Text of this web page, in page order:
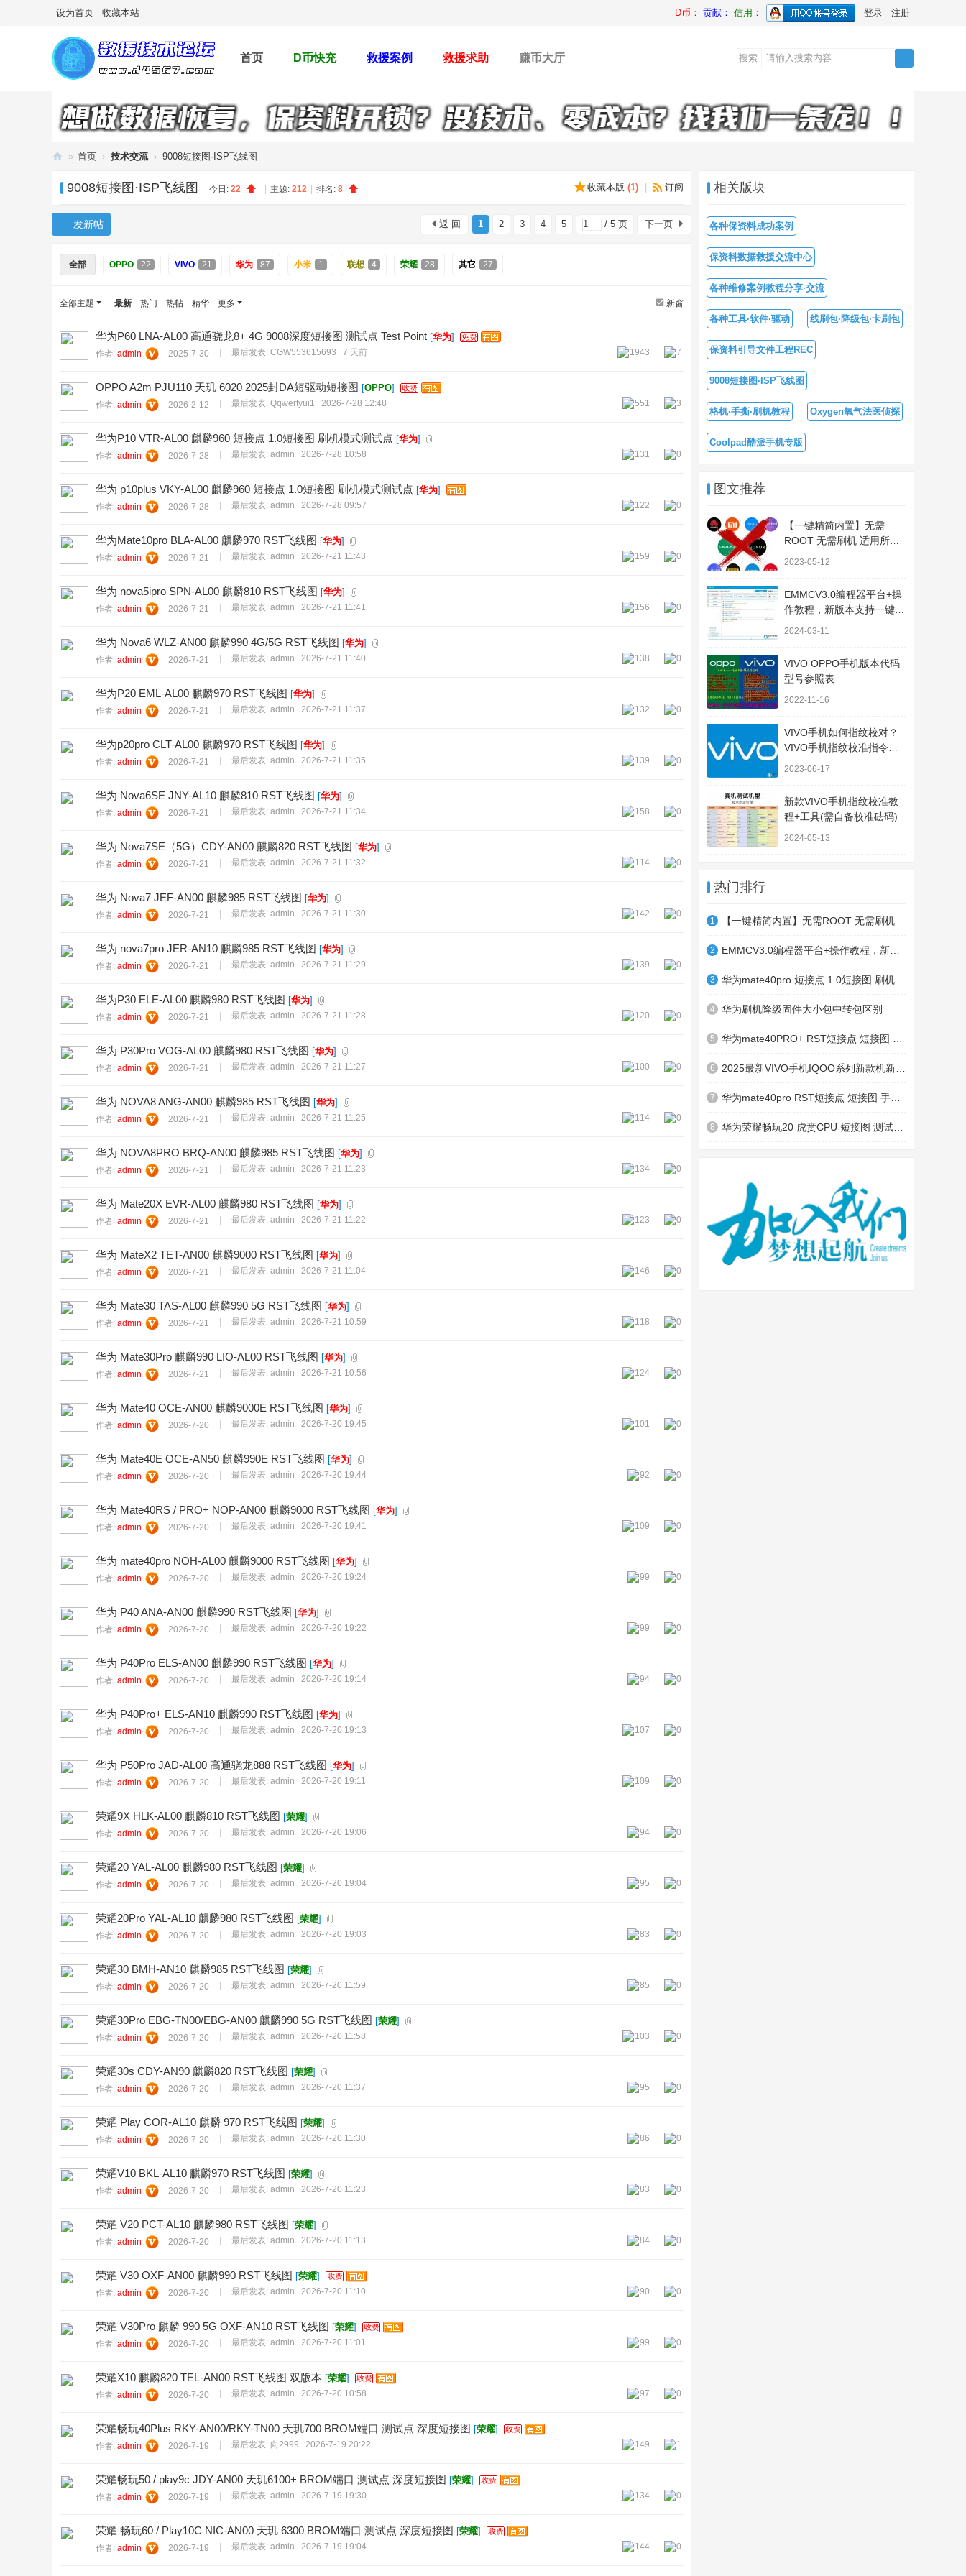
设为首页 收藏本站 D币： 贡献： 信用： 登录 注册
首页 D币快充 救援案例 救援求助 赚币大厅 搜索
机
数
据
论
» 首页 › 技术交流 › 9008短接图·ISP飞线图
收藏本版 (1) 订阅
9008短接图·ISP飞线图 今日: 22 | 主题: 212 | 排名: 8
1 2 3 4 5 / 5 页 下一页
返 回
发新帖
全部 OPPO 22 VIVO 21 华为 87 小米 1 联想 4 荣耀 28 其它 27
新窗
全部主题 最新 热门 热帖 精华 更多
华为P60 LNA-AL00 高通骁龙8+ 4G 9008深度短接图 测试点 Test Point [华为]
作者: admin 2025-7-30 | 最后发表: CGW553615693 7 天前 7
1943
OPPO A2m PJU110 天玑 6020 2025封DA短驱动短接图 [OPPO]
作者: admin 2026-2-12 | 最后发表: Qqwertyui1 2026-7-28 12:48 3
551
华为P10 VTR-AL00 麒麟960 短接点 1.0短接图 刷机模式测试点 [华为]
作者: admin 2026-7-28 | 最后发表: admin 2026-7-28 10:58 0
131
华为 p10plus VKY-AL00 麒麟960 短接点 1.0短接图 刷机模式测试点 [华为]
作者: admin 2026-7-28 | 最后发表: admin 2026-7-28 09:57 0
122
华为Mate10pro BLA-AL00 麒麟970 RST飞线图 [华为]
作者: admin 2026-7-21 | 最后发表: admin 2026-7-21 11:43 0
159
华为 nova5ipro SPN-AL00 麒麟810 RST飞线图 [华为]
作者: admin 2026-7-21 | 最后发表: admin 2026-7-21 11:41 0
156
华为 Nova6 WLZ-AN00 麒麟990 4G/5G RST飞线图 [华为]
作者: admin 2026-7-21 | 最后发表: admin 2026-7-21 11:40 0
138
华为P20 EML-AL00 麒麟970 RST飞线图 [华为]
作者: admin 2026-7-21 | 最后发表: admin 2026-7-21 11:37 0
132
华为p20pro CLT-AL00 麒麟970 RST飞线图 [华为]
作者: admin 2026-7-21 | 最后发表: admin 2026-7-21 11:35 0
139
华为 Nova6SE JNY-AL10 麒麟810 RST飞线图 [华为]
作者: admin 2026-7-21 | 最后发表: admin 2026-7-21 11:34 0
158
华为 Nova7SE（5G）CDY-AN00 麒麟820 RST飞线图 [华为]
作者: admin 2026-7-21 | 最后发表: admin 2026-7-21 11:32 0
114
华为 Nova7 JEF-AN00 麒麟985 RST飞线图 [华为]
作者: admin 2026-7-21 | 最后发表: admin 2026-7-21 11:30 0
142
华为 nova7pro JER-AN10 麒麟985 RST飞线图 [华为]
作者: admin 2026-7-21 | 最后发表: admin 2026-7-21 11:29 0
139
华为P30 ELE-AL00 麒麟980 RST飞线图 [华为]
作者: admin 2026-7-21 | 最后发表: admin 2026-7-21 11:28 0
120
华为 P30Pro VOG-AL00 麒麟980 RST飞线图 [华为]
作者: admin 2026-7-21 | 最后发表: admin 2026-7-21 11:27 0
100
华为 NOVA8 ANG-AN00 麒麟985 RST飞线图 [华为]
作者: admin 2026-7-21 | 最后发表: admin 2026-7-21 11:25 0
114
华为 NOVA8PRO BRQ-AN00 麒麟985 RST飞线图 [华为]
作者: admin 2026-7-21 | 最后发表: admin 2026-7-21 11:23 0
134
华为 Mate20X EVR-AL00 麒麟980 RST飞线图 [华为]
作者: admin 2026-7-21 | 最后发表: admin 2026-7-21 11:22 0
123
华为 MateX2 TET-AN00 麒麟9000 RST飞线图 [华为]
作者: admin 2026-7-21 | 最后发表: admin 2026-7-21 11:04 0
146
华为 Mate30 TAS-AL00 麒麟990 5G RST飞线图 [华为]
作者: admin 2026-7-21 | 最后发表: admin 2026-7-21 10:59 0
118
华为 Mate30Pro 麒麟990 LIO-AL00 RST飞线图 [华为]
作者: admin 2026-7-21 | 最后发表: admin 2026-7-21 10:56 0
124
华为 Mate40 OCE-AN00 麒麟9000E RST飞线图 [华为]
作者: admin 2026-7-20 | 最后发表: admin 2026-7-20 19:45 0
101
华为 Mate40E OCE-AN50 麒麟990E RST飞线图 [华为]
作者: admin 2026-7-20 | 最后发表: admin 2026-7-20 19:44 0
92
华为 Mate40RS / PRO+ NOP-AN00 麒麟9000 RST飞线图 [华为]
作者: admin 2026-7-20 | 最后发表: admin 2026-7-20 19:41 0
109
华为 mate40pro NOH-AL00 麒麟9000 RST飞线图 [华为]
作者: admin 2026-7-20 | 最后发表: admin 2026-7-20 19:24 0
99
华为 P40 ANA-AN00 麒麟990 RST飞线图 [华为]
作者: admin 2026-7-20 | 最后发表: admin 2026-7-20 19:22 0
99
华为 P40Pro ELS-AN00 麒麟990 RST飞线图 [华为]
作者: admin 2026-7-20 | 最后发表: admin 2026-7-20 19:14 0
94
华为 P40Pro+ ELS-AN10 麒麟990 RST飞线图 [华为]
作者: admin 2026-7-20 | 最后发表: admin 2026-7-20 19:13 0
107
华为 P50Pro JAD-AL00 高通骁龙888 RST飞线图 [华为]
作者: admin 2026-7-20 | 最后发表: admin 2026-7-20 19:11 0
109
荣耀9X HLK-AL00 麒麟810 RST飞线图 [荣耀]
作者: admin 2026-7-20 | 最后发表: admin 2026-7-20 19:06 0
94
荣耀20 YAL-AL00 麒麟980 RST飞线图 [荣耀]
作者: admin 2026-7-20 | 最后发表: admin 2026-7-20 19:04 0
95
荣耀20Pro YAL-AL10 麒麟980 RST飞线图 [荣耀]
作者: admin 2026-7-20 | 最后发表: admin 2026-7-20 19:03 0
83
荣耀30 BMH-AN10 麒麟985 RST飞线图 [荣耀]
作者: admin 2026-7-20 | 最后发表: admin 2026-7-20 11:59 0
85
荣耀30Pro EBG-TN00/EBG-AN00 麒麟990 5G RST飞线图 [荣耀]
作者: admin 2026-7-20 | 最后发表: admin 2026-7-20 11:58 0
103
荣耀30s CDY-AN90 麒麟820 RST飞线图 [荣耀]
作者: admin 2026-7-20 | 最后发表: admin 2026-7-20 11:37 0
95
荣耀 Play COR-AL10 麒麟 970 RST飞线图 [荣耀]
作者: admin 2026-7-20 | 最后发表: admin 2026-7-20 11:30 0
86
荣耀V10 BKL-AL10 麒麟970 RST飞线图 [荣耀]
作者: admin 2026-7-20 | 最后发表: admin 2026-7-20 11:23 0
83
荣耀 V20 PCT-AL10 麒麟980 RST飞线图 [荣耀]
作者: admin 2026-7-20 | 最后发表: admin 2026-7-20 11:13 0
84
荣耀 V30 OXF-AN00 麒麟990 RST飞线图 [荣耀]
作者: admin 2026-7-20 | 最后发表: admin 2026-7-20 11:10 0
90
荣耀 V30Pro 麒麟 990 5G OXF-AN10 RST飞线图 [荣耀]
作者: admin 2026-7-20 | 最后发表: admin 2026-7-20 11:01 0
99
荣耀X10 麒麟820 TEL-AN00 RST飞线图 双版本 [荣耀]
作者: admin 2026-7-20 | 最后发表: admin 2026-7-20 10:58 0
97
荣耀畅玩40Plus RKY-AN00/RKY-TN00 天玑700 BROM端口 测试点 深度短接图 [荣耀]
作者: admin 2026-7-19 | 最后发表: 向2999 2026-7-19 20:22 1
149
荣耀畅玩50 / play9c JDY-AN00 天玑6100+ BROM端口 测试点 深度短接图 [荣耀]
作者: admin 2026-7-19 | 最后发表: admin 2026-7-19 19:30 0
134
荣耀 畅玩60 / Play10C NIC-AN00 天玑 6300 BROM端口 测试点 深度短接图 [荣耀]
作者: admin 2026-7-19 | 最后发表: admin 2026-7-19 19:04 0
144
相关版块
各种保资料成功案例
保资料数据救援交流中心
各种维修案例教程分享·交流
各种工具·软件·驱动 线刷包·降级包·卡刷包
保资料引导文件工程REC
9008短接图·ISP飞线图
格机·手撕·刷机教程 Oxygen氧气法医侦探
Coolpad酷派手机专版
图文推荐
【一键精简内置】无需
ROOT 无需刷机 适用所有
2023-05-12
EMMCV3.0编程器平台+操
作教程，新版本支持一键读
2024-03-11
VIVO OPPO手机版本代码
型号参照表
2022-11-16
VIVO手机如何指纹校对？
VIVO手机指纹校准指令方
2023-06-17
新款VIVO手机指纹校准教
程+工具(需自备校准砝码)
2024-05-13
热门排行
1
2
3
4 华为刷机降级固件大小包中转包区别
5
6
7
8